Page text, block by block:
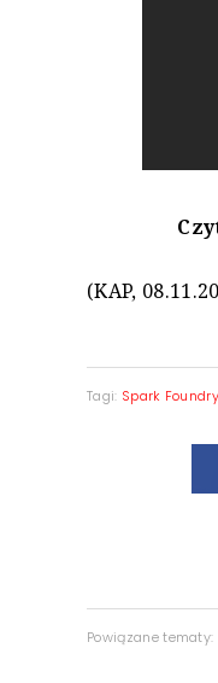
(KAP,
Tagi: Spark Foundry
Powiązane tematy: